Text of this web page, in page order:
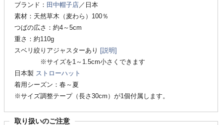
ブランド： 田中帽子店 ／日本
素材：天然草木（麦わら）100％
つばの広さ：約4～5cm
重さ：約110g
スベリ絞りアジャスターあり [説明]
※サイズを1～1.5cm小さくできます
日本製 ストローハット
着用シーズン：春～夏
※サイズ調整テープ（長さ30cm）が1個付属します。
取り扱いのご注意